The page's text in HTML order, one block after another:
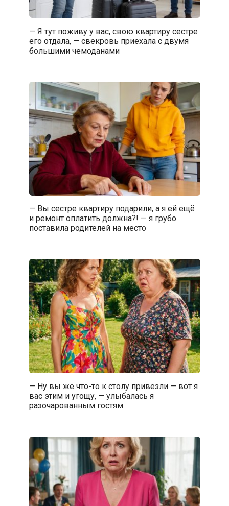
— Я тут поживу у вас, свою квартиру сестре
его отдала, — свекровь приехала с двумя
большими чемоданами
— Вы сестре квартиру подарили, а я ей ещё
и ремонт оплатить должна?! — я грубо
поставила родителей на место
— Ну вы же что-то к столу привезли — вот я
вас этим и угощу, — улыбалась я
разочарованным гостям